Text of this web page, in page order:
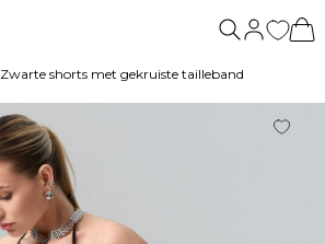
Zwarte shorts met gekruiste tailleband